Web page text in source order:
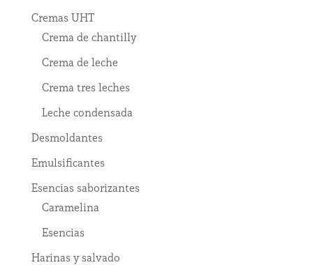
Cremas UHT
Crema de chantilly
Crema de leche
Crema tres leches
Leche condensada
Desmoldantes
Emulsificantes
Esencias saborizantes
Caramelina
Esencias
Harinas y salvado